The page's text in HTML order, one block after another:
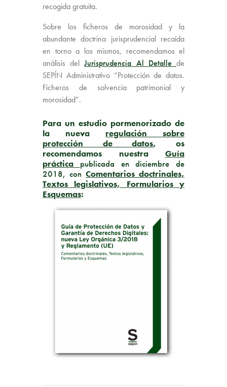
recogida gratuita.
Sobre los ficheros de morosidad y la
abundante doctrina jurisprudencial recaída
en torno a los mismos, recomendamos el
análisis delJurisprudencia Al Detallede
SEPÍN Administrativo “Protección de datos.
Ficheros de solvencia patrimonial y
morosidad”.
Para un estudio pormenorizado de
la nueva regulación sobre
protección de datos, os
recomendamos nuestra Guía
práctica publicada en diciembre de
2018, con Comentarios doctrinales,
Textos legislativos, Formularios y
Esquemas: